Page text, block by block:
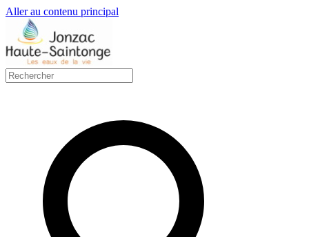
Aller au contenu principal